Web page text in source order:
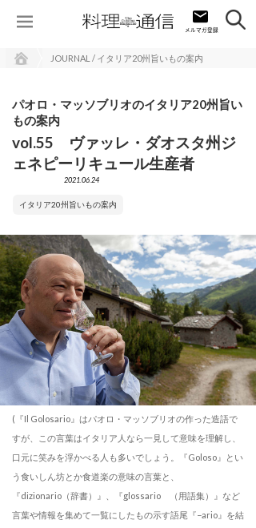
JOURNAL / イタリア20州旨いもの案内
パオロ・マッソブリオのイタリア20州旨い
もの案内
vol.55 ヴァッレ・ダオスタ州ジ
ェネピーリキュール生産者
2021.06.24
イタリア20州旨いもの案内
(『Il Golosario』はパオロ・マッソブリオの作った造語で
すが、この言葉はイタリア人なら一見して意味を理解し、
口元に笑みを浮かべる人も多いでしょう。『Goloso』とい
う食いしん坊とか食道楽の意味の言葉と、
『dizionario（辞書）』、『glossario （用語集）』など
言葉や情報を集めて一覧にしたもの示す語尾『−ario』を結